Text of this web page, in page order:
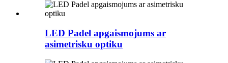
LED Padel apgaismojums ar
asimetrisku optiku